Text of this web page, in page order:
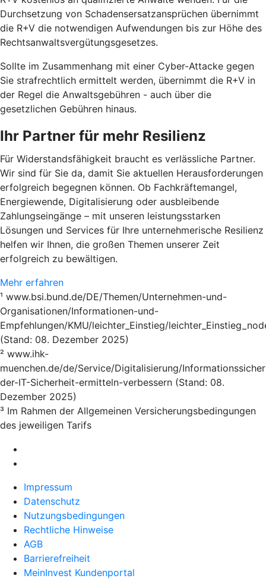
Durchsetzung von Schadensersatzansprüchen übernimmt
die R+V die notwendigen Aufwendungen bis zur Höhe des
Rechtsanwaltsvergütungsgesetzes.
Sollte im Zusammenhang mit einer Cyber-Attacke gegen
Sie strafrechtlich ermittelt werden, übernimmt die R+V in
der Regel die Anwaltsgebühren - auch über die
gesetzlichen Gebühren hinaus.
Ihr Partner für mehr Resilienz
Für Widerstandsfähigkeit braucht es verlässliche Partner.
Wir sind für Sie da, damit Sie aktuellen Herausforderungen
erfolgreich begegnen können. Ob Fachkräftemangel,
Energiewende, Digitalisierung oder ausbleibende
Zahlungseingänge – mit unseren leistungsstarken
Lösungen und Services für Ihre unternehmerische Resilienz
helfen wir Ihnen, die großen Themen unserer Zeit
erfolgreich zu bewältigen.
Mehr erfahren
¹ www.bsi.bund.de/DE/Themen/Unternehmen-und-
Organisationen/Informationen-und-
Empfehlungen/KMU/leichter_Einstieg/
(Stand: 08. Dezember 2025)
² www.ihk-
muenchen.de/de/Service/Digitalisierung/
der-IT-Sicherheit-ermitteln-verbessern (Stand: 08.
Dezember 2025)
³ Im Rahmen der Allgemeinen Versicherungsbedingungen
des jeweiligen Tarifs
Impressum
Datenschutz
Nutzungsbedingungen
Rechtliche Hinweise
AGB
Barrierefreiheit
MeinInvest Kundenportal